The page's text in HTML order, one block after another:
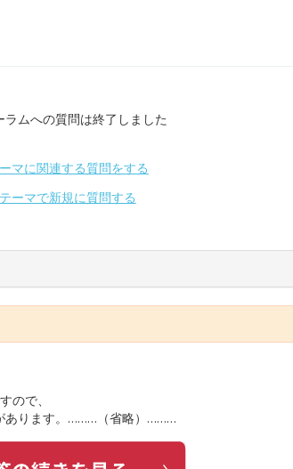
ラムへの質問は終了しました
マに関連する質問をする
ーマで新規に質問する
ので、
あります。………（省略）………